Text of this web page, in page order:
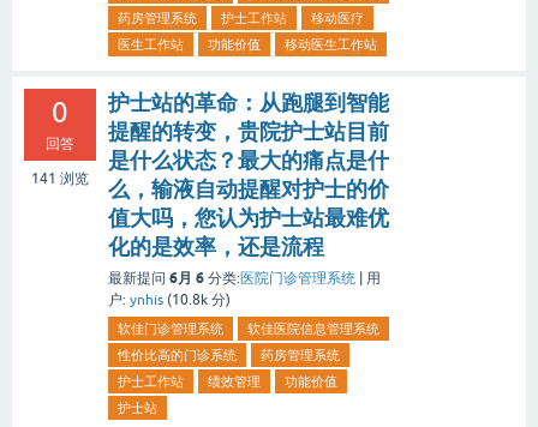
药房管理系统
护士工作站
移动医疗
医生工作站
功能价值 移动医生工作站
0
回答
141 浏览
护士站的革命：从跑腿到智能
提醒的转变，贵院护士站目前
是什么状态？最大的痛点是什
么，输液自动提醒对护士的价
值大吗，您认为护士站最难优
化的是效率，还是流程
最新提问 6月 6 分类:医院门诊管理系统
用
户: ynhis (10.8k 分)
软佳门诊管理系统
软佳医院信息管理系统
性价比高的门诊系统
药房管理系统
护士工作站
绩效管理
功能价值
护士站